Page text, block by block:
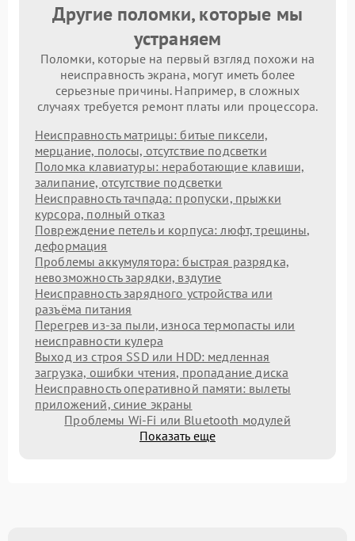
Другие поломки, которые мы
устраняем
Поломки, которые на первый взгляд похожи на
неисправность экрана, могут иметь более
серьезные причины. Например, в сложных
случаях требуется ремонт платы или процессора.
Неисправность матрицы: битые пиксели,
мерцание, полосы, отсутствие подсветки
Поломка клавиатуры: неработающие клавиши,
залипание, отсутствие подсветки
Неисправность тачпада: пропуски, прыжки
курсора, полный отказ
Повреждение петель и корпуса: люфт, трещины,
деформация
Проблемы аккумулятора: быстрая разрядка,
невозможность зарядки, вздутие
Неисправность зарядного устройства или
разъёма питания
Перегрев из‑за пыли, износа термопасты или
неисправности кулера
Выход из строя SSD или HDD: медленная
загрузка, ошибки чтения, пропадание диска
Неисправность оперативной памяти: вылеты
приложений, синие экраны
Проблемы Wi‑Fi или Bluetooth модулей
Показать еще